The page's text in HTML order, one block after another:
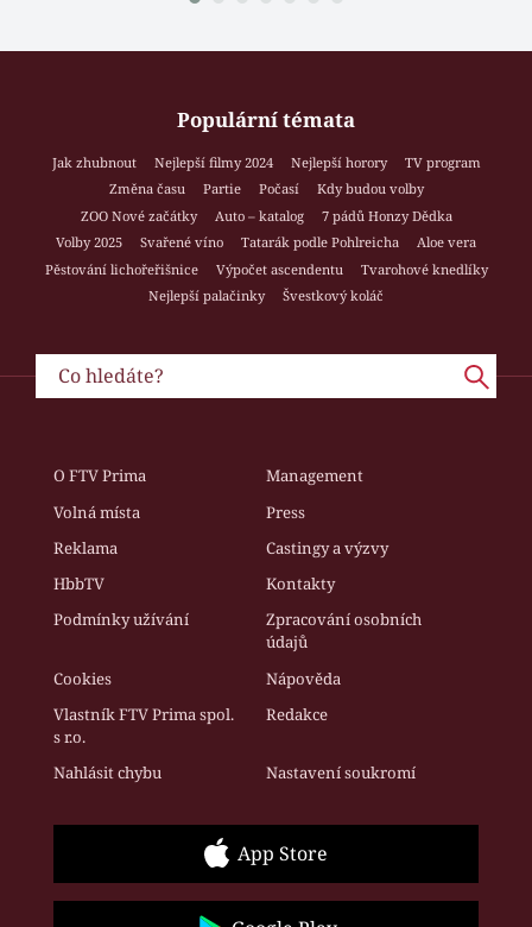
Populární témata
Jak zhubnout Nejlepší filmy 2024 Nejlepší horory
TV program
Změna času
Partie Počasí
Kdy budou volby
ZOO Nové začátky
Auto – katalog
7 pádů Honzy Dědka
Volby 2025
Svařené víno Tatarák podle Pohlreicha
Aloe vera
Pěstování lichořeřišnice
Výpočet ascendentu
Tvarohové knedlíky
Nejlepší palačinky
Švestkový koláč
O FTV Prima
Management
Volná místa
Press
Reklama
Castingy a výzvy
HbbTV
Kontakty
Podmínky užívání
Zpracování osobních
údajů
Cookies
Nápověda
Vlastník FTV Prima spol.
s r.o.
Redakce
Nahlásit chybu Nastavení soukromí
App Store